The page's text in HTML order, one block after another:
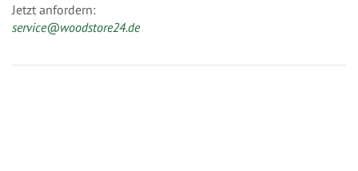
Jetzt anfordern:
service@woodstore24.de